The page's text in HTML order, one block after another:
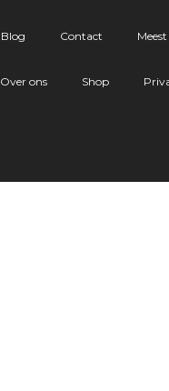
Blog Contact
Over ons Shop